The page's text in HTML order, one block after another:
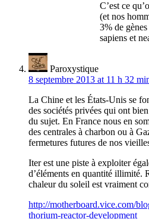
C’est ce
(et nos
3% de
sapiens et
Paroxystique
8 septembre 2013 at 11 h 32
La Chine et les États-Unis se
des sociétés privées qui ont
du sujet. En France nous en
des centrales à charbon ou à
fermetures futures de nos
Iter est une piste à exploiter
d’éléments en quantité illimité.
chaleur du soleil est vraiment
http://motherboard.vice.com/
thorium-reactor-development